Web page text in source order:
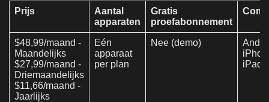
Prijs
Aantal
apparaten
Gratis
proefabonnement
$48,99/maand -
Maandelijks
$27,99/maand -
Driemaandelijks
$11,66/maand -
Jaarlijks
Eén
apparaat
per plan
Nee (demo)
iPad.